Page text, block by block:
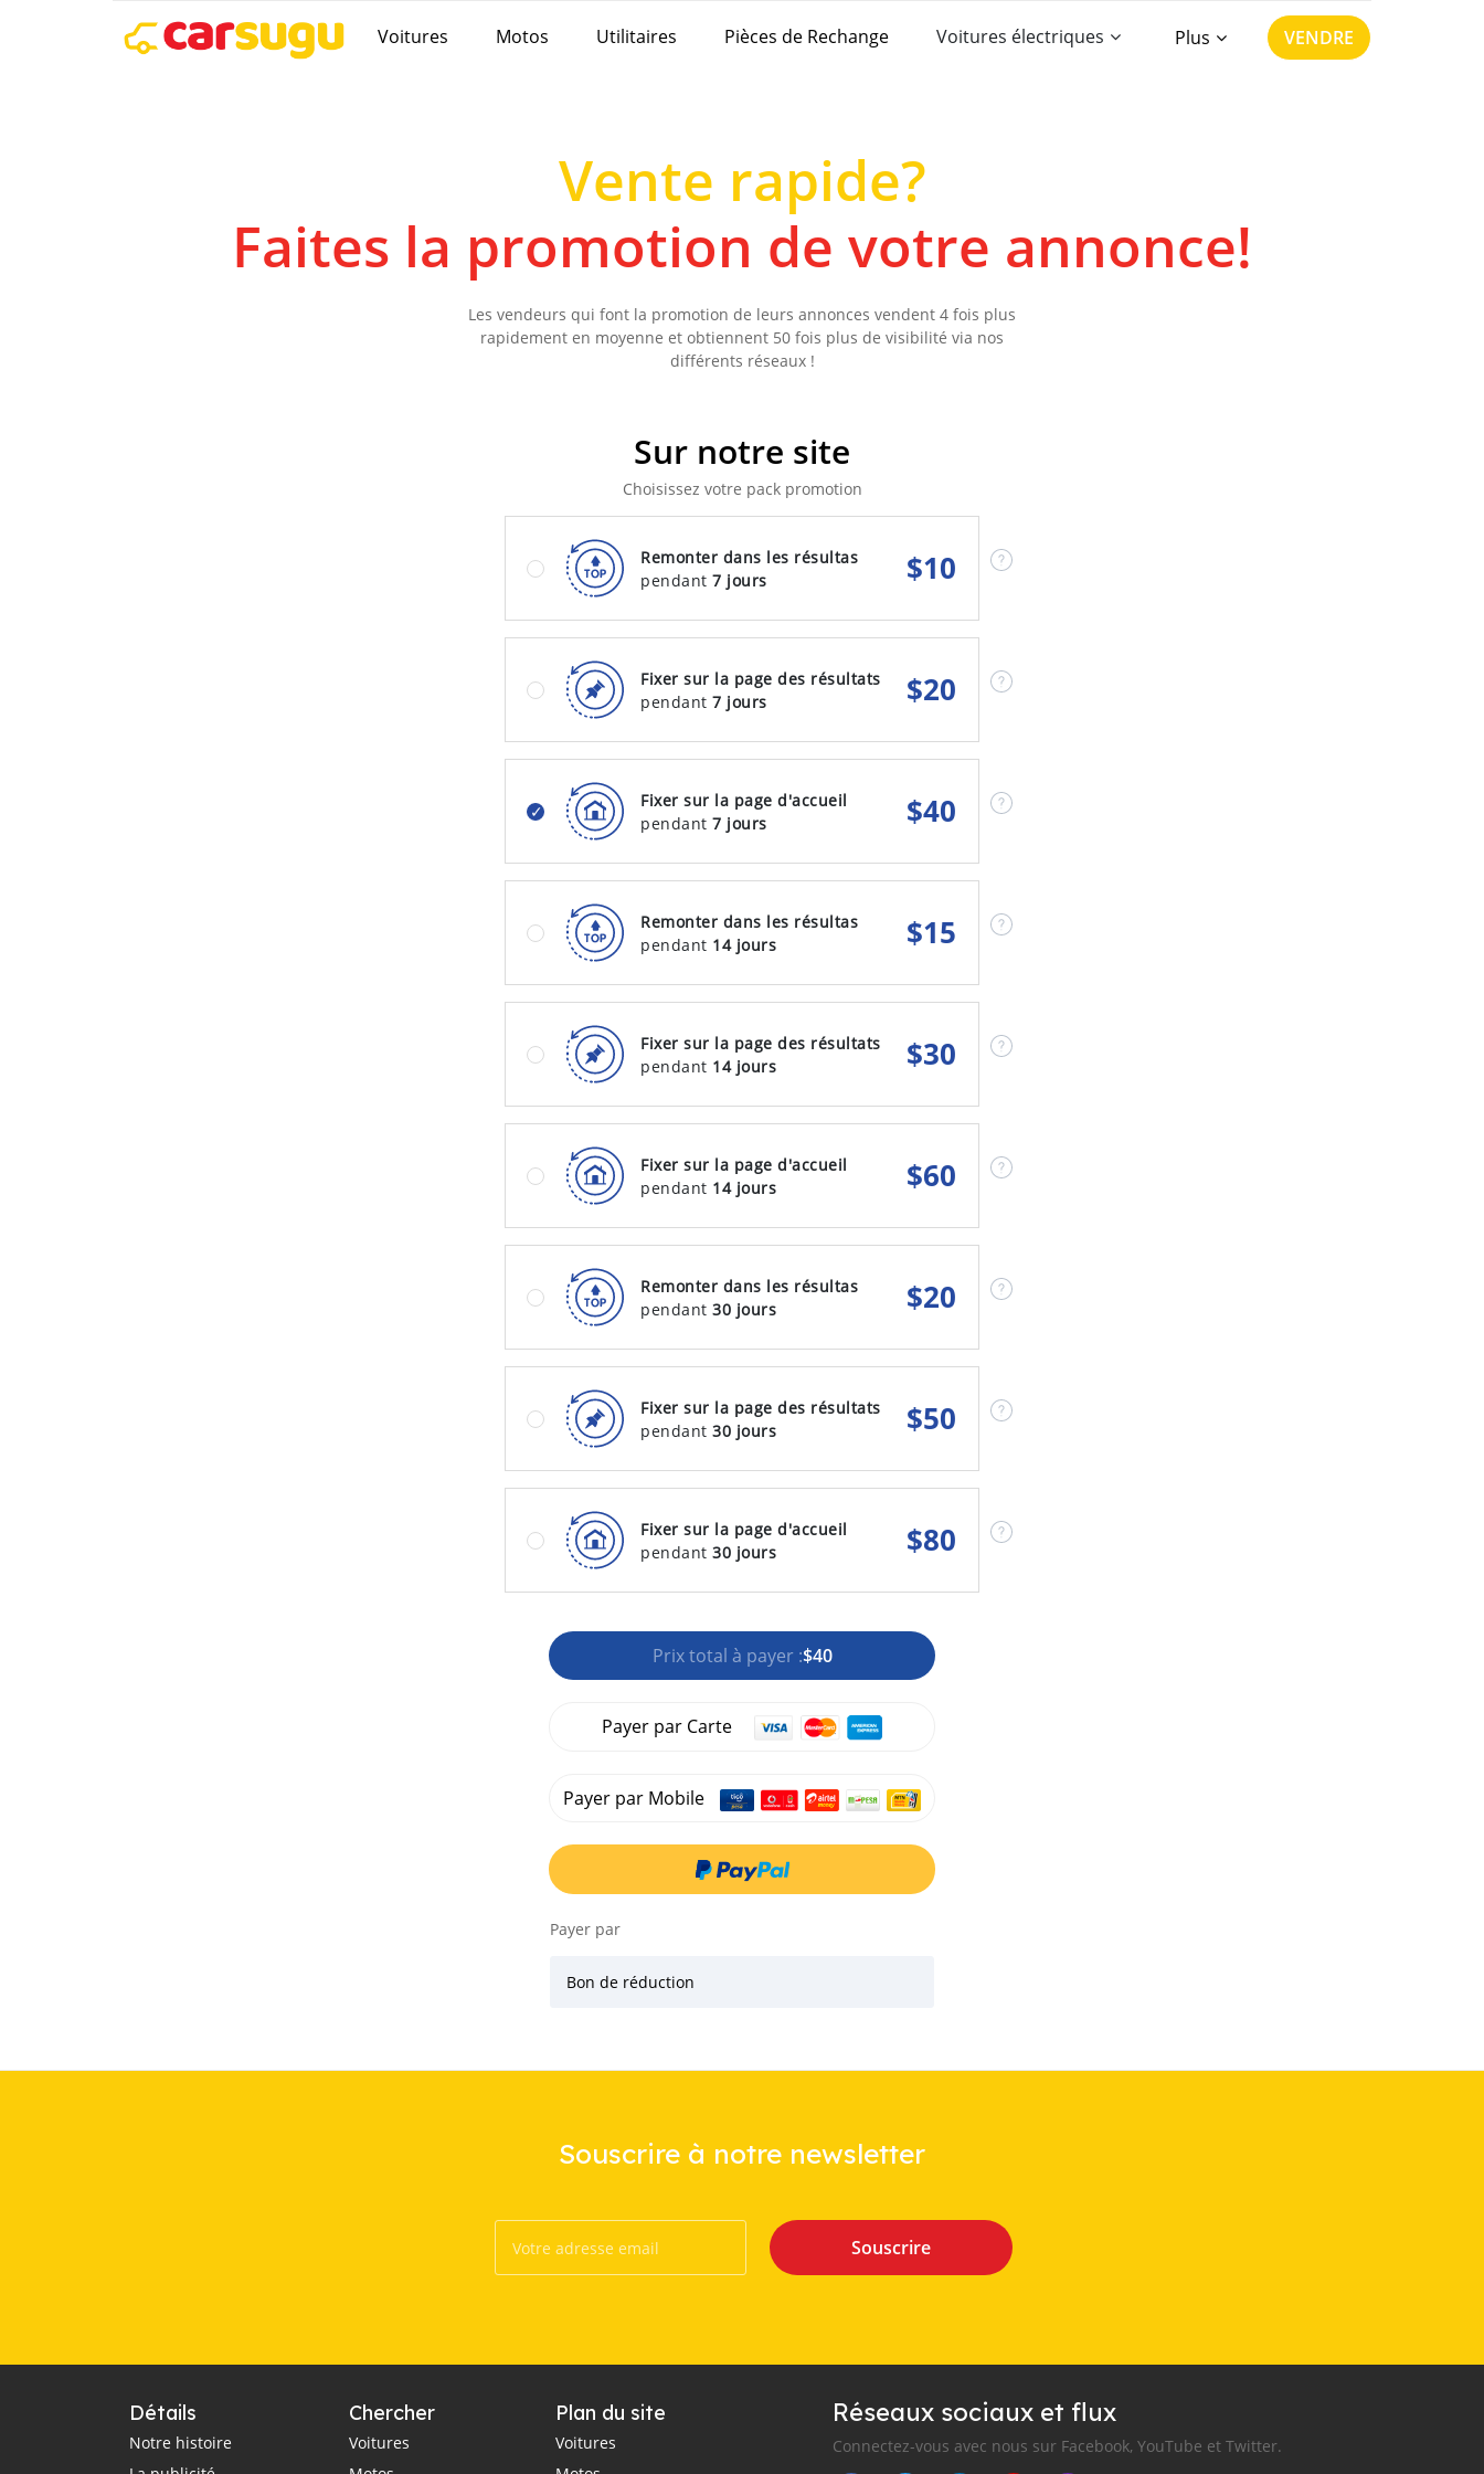
Voitures Motos Utilitaires Pièces de Rechange Voitures électriques Plus VENDRE
Vente rapide?
Faites la promotion de votre annonce!
Les vendeurs qui font la promotion de leurs annonces vendent 4 fois plus
rapidement en moyenne et obtiennent 50 fois plus de visibilité via nos
différents réseaux !
Sur notre site
Choisissez votre pack promotion
Remonter dans les résultas
pendant 7 jours $10
Fixer sur la page des résultats
pendant 7 jours $20
Fixer sur la page d'accueil
pendant 7 jours $40
Remonter dans les résultas
pendant 14 jours $15
Fixer sur la page des résultats
pendant 14 jours $30
Fixer sur la page d'accueil
pendant 14 jours $60
Remonter dans les résultas
pendant 30 jours $20
Fixer sur la page des résultats
pendant 30 jours $50
Fixer sur la page d'accueil
pendant 30 jours $80
Prix total à payer :$40
Payer par Carte
Payer par Mobile
Payer par
Bon de réduction
Souscrire à notre newsletter
Souscrire
Détails
Notre histoire
Chercher
Voitures
Plan du site
Voitures
Réseaux sociaux et flux
Connectez-vous avec nous sur Facebook, YouTube et Twitter.